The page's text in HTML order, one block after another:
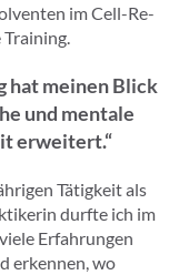
im Cell-Re-
hat meinen Blick
und mentale
erweitert.“
Tätigkeit als
durfte ich im
Erfahrungen
erkennen, wo